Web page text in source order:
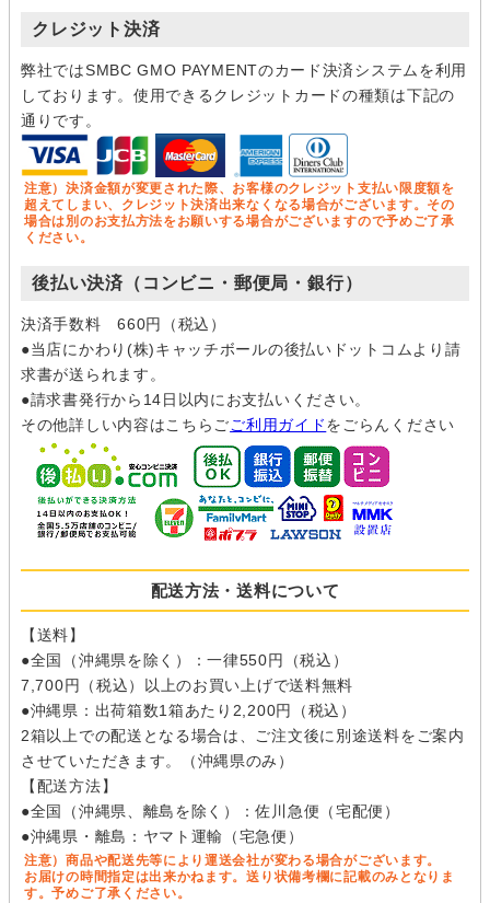
クレジット決済
弊社ではSMBC GMO PAYMENTのカード決済システムを利用
しております。使用できるクレジットカードの種類は下記の
通りです。
注意）決済金額が変更された際、お客様のクレジット支払い限度額を
超えてしまい、クレジット決済出来なくなる場合がございます。その
場合は別のお支払方法をお願いする場合がございますので予めご了承
ください。
後払い決済（コンビニ・郵便局・銀行）
決済手数料 660円（税込）
●当店にかわり(株)キャッチボールの後払いドットコムより請
求書が送られます。
●請求書発行から14日以内にお支払いください。
その他詳しい内容はこちらごご利用ガイドをごらんください
配送方法・送料について
【送料】
●全国（沖縄県を除く）：一律550円（税込）
7,700円（税込）以上のお買い上げで送料無料
●沖縄県：出荷箱数1箱あたり2,200円（税込）
2箱以上での配送となる場合は、ご注文後に別途送料をご案内
させていただきます。（沖縄県のみ）
【配送方法】
●全国（沖縄県、離島を除く）：佐川急便（宅配便）
●沖縄県・離島：ヤマト運輸（宅急便）
注意）商品や配送先等により運送会社が変わる場合がございます。
お届けの時間指定は出来かねます。送り状備考欄に記載のみとなりま
す。予めご了承ください。